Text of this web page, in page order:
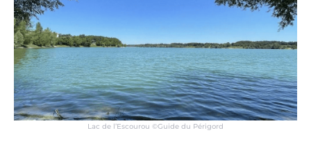
Lac de l’Escourou ©Guide du Périgord